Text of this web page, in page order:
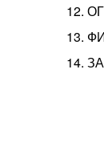
12.
13.
14.